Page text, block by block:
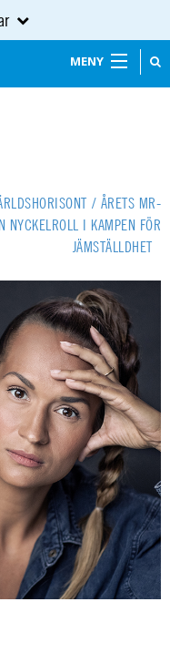
MENY
/ ÅRETS MR-
NYCKELROLL I KAMPEN FÖR
JÄMSTÄLLDHET